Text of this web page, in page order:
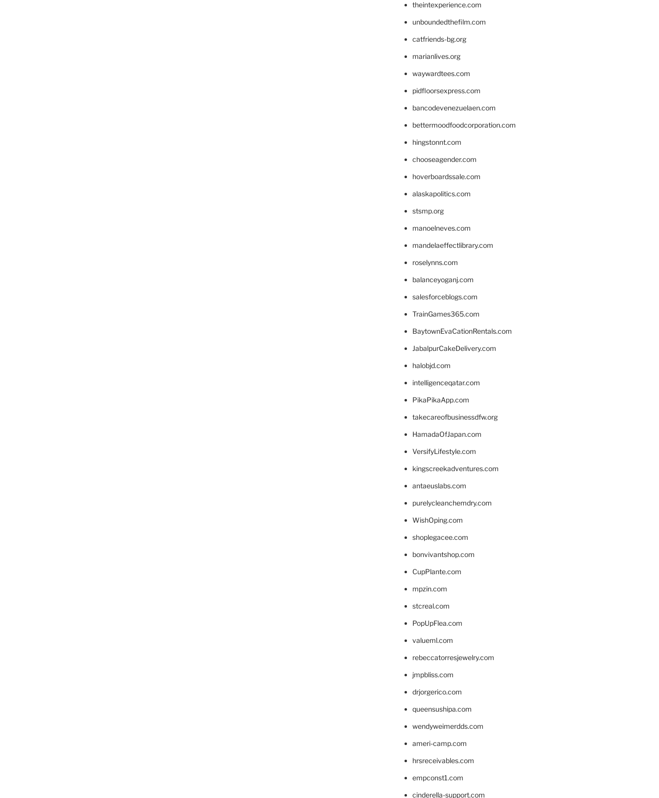
theintexperience.com
unboundedthefilm.com
catfriends-bg.org
marianlives.org
waywardtees.com
pidfloorsexpress.com
bancodevenezuelaen.com
bettermoodfoodcorporation.com
hingstonnt.com
chooseagender.com
hoverboardssale.com
alaskapolitics.com
stsmp.org
manoelneves.com
mandelaeffectlibrary.com
roselynns.com
balanceyoganj.com
salesforceblogs.com
TrainGames365.com
BaytownEvaCationRentals.com
JabalpurCakeDelivery.com
halobjd.com
intelligenceqatar.com
PikaPikaApp.com
takecareofbusinessdfw.org
HamadaOfJapan.com
VersifyLifestyle.com
kingscreekadventures.com
antaeuslabs.com
purelycleanchemdry.com
WishOping.com
shoplegacee.com
bonvivantshop.com
CupPlante.com
mpzin.com
stcreal.com
PopUpFlea.com
valueml.com
rebeccatorresjewelry.com
jmpbliss.com
drjorgerico.com
queensushipa.com
wendyweimerdds.com
ameri-camp.com
hrsreceivables.com
empconst1.com
cinderella-support.com